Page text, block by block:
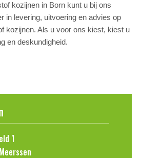
kozijnen in Born kunt u bij ons
in levering, uitvoering en advies op
kozijnen. Als u voor ons kiest, kiest u
en deskundigheid.
1